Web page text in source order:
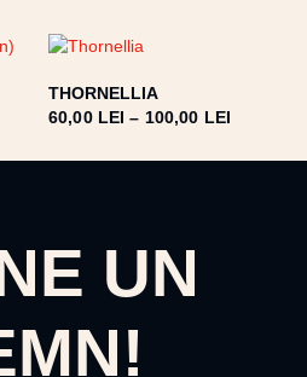
THORNELLIA
60,00 LEI – 100,00 LEI
UN